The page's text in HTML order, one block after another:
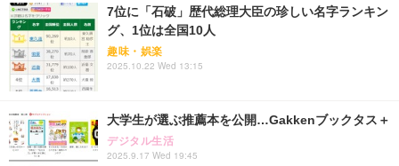
7位に「石破」歴代総理大臣の珍しい名字ランキン
グ、1位は全国10人
趣味・娯楽
2025.10.22 Wed 13:15
大学生が選ぶ推薦本を公開…Gakkenブックタス＋
デジタル生活
2025.9.17 Wed 19:45